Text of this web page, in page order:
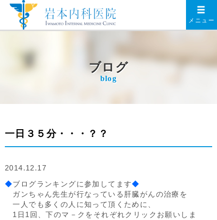
メニュー
ブログ
blog
一日３５分・・・？？
2014.12.17
◆ブログランキングに参加してます◆
ガンちゃん先生が行なっている肝臓がんの治療を
一人でも多くの人に知って頂くために、
1日1回、下のマ－クをそれぞれクリックお願いしま